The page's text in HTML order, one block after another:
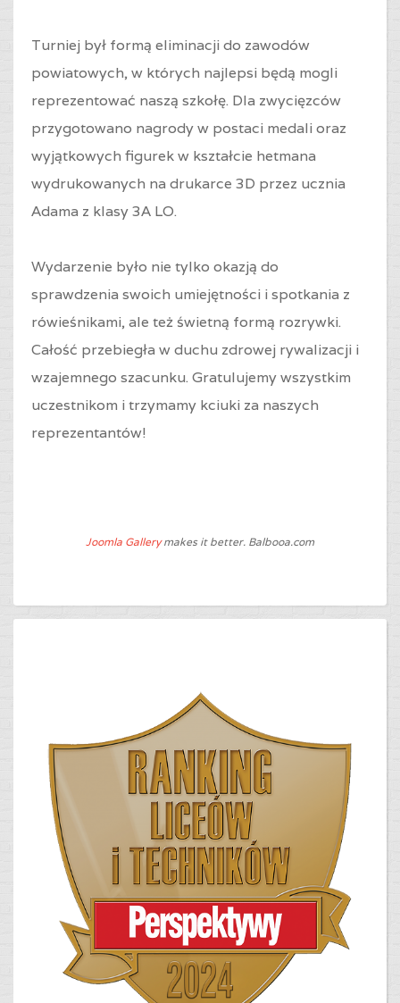
Turniej był formą eliminacji do zawodów
powiatowych, w których najlepsi będą mogli
reprezentować naszą szkołę. Dla zwycięzców
przygotowano nagrody w postaci medali oraz
wyjątkowych figurek w kształcie hetmana
wydrukowanych na drukarce 3D przez ucznia
Adama z klasy 3A LO.
Wydarzenie było nie tylko okazją do
sprawdzenia swoich umiejętności i spotkania z
rówieśnikami, ale też świetną formą rozrywki.
Całość przebiegła w duchu zdrowej rywalizacji i
wzajemnego szacunku. Gratulujemy wszystkim
uczestnikom i trzymamy kciuki za naszych
reprezentantów!
Joomla Gallerymakes it better. Balbooa.com